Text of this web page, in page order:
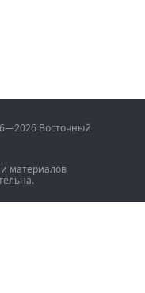
Восточный
материалов